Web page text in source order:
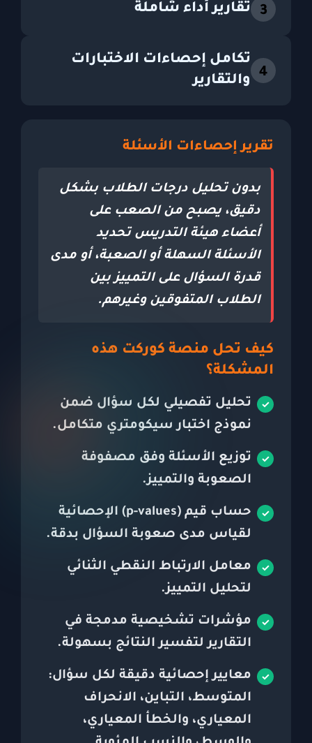
3 تقارير أداء شاملة
4
تكامل إحصاءات الاختبارات
والتقارير
تقرير إحصاءات الأسئلة
بدون تحليل درجات الطلاب بشكل
دقيق، يصبح من الصعب على
أعضاء هيئة التدريس تحديد
الأسئلة السهلة أو الصعبة، أو مدى
قدرة السؤال على التمييز بين
الطلاب المتفوقين وغيرهم.
كيف تحل منصة كوركت هذه
المشكلة؟
تحليل تفصيلي لكل سؤال ضمن
نموذج اختبار سيكومتري متكامل.
توزيع الأسئلة وفق مصفوفة
الصعوبة والتمييز.
حساب قيم (p-values) الإحصائية
لقياس مدى صعوبة السؤال بدقة.
معامل الارتباط النقطي الثنائي
لتحليل التمييز.
مؤشرات تشخيصية مدمجة في
التقارير لتفسير النتائج بسهولة.
معايير إحصائية دقيقة لكل سؤال:
المتوسط، التباين، الانحراف
المعياري، والخطأ المعياري،